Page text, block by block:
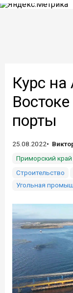
Курс
порты
25.08.2022
Приморский край
Строительство
Угольная